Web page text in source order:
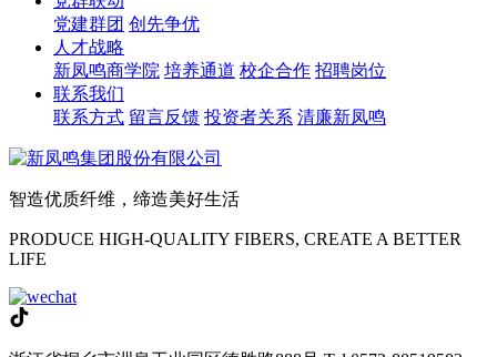
党建群团 创先争优
人才战略
新凤鸣商学院 培养通道 校企合作 招聘岗位
联系我们
联系方式 留言反馈 投资者关系 清廉新凤鸣
智造优质纤维，缔造美好生活
PRODUCE HIGH-QUALITY FIBERS, CREATE A BETTER
LIFE